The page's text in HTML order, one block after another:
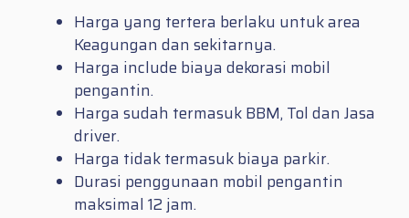
Harga yang tertera berlaku untuk area
Keagungan dan sekitarnya.
Harga include biaya dekorasi mobil
pengantin.
Harga sudah termasuk BBM, Tol dan Jasa
driver.
Harga tidak termasuk biaya parkir.
Durasi penggunaan mobil pengantin
maksimal 12 jam.